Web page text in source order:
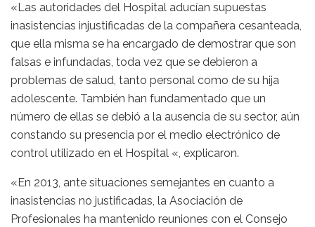
«Las autoridades del Hospital aducían supuestas
inasistencias injustificadas de la compañera cesanteada,
que ella misma se ha encargado de demostrar que son
falsas e infundadas, toda vez que se debieron a
problemas de salud, tanto personal como de su hija
adolescente. También han fundamentado que un
número de ellas se debió a la ausencia de su sector, aún
constando su presencia por el medio electrónico de
control utilizado en el Hospital «, explicaron.
«En 2013, ante situaciones semejantes en cuanto a
inasistencias no justificadas, la Asociación de
Profesionales ha mantenido reuniones con el Consejo